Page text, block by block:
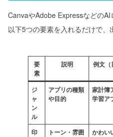
CanvaやAdobe ExpressなどのAI
以下5つの要素を入れるだけで、
要
素
説明 例文（
ジ
ャ
ン
ル
アプリの種類
や目的
家計簿
学習ア
印
トーン・雰囲
かわい